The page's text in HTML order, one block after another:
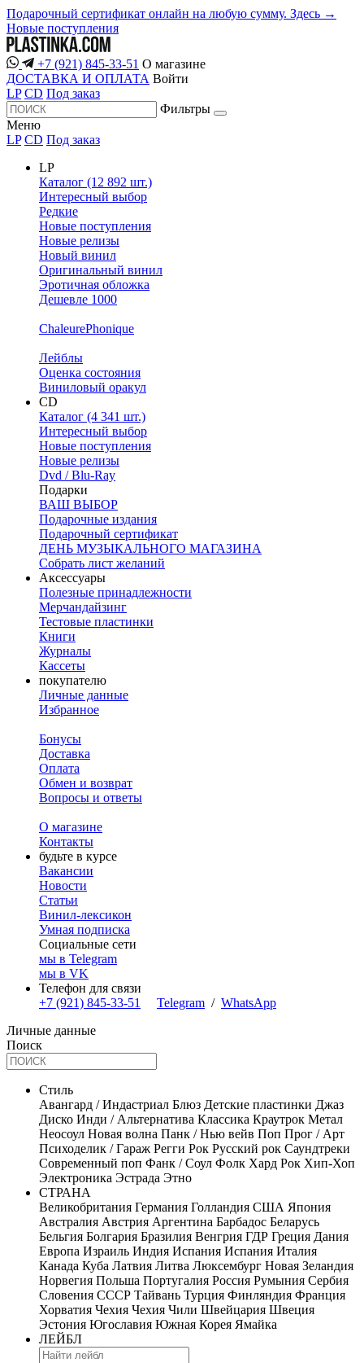
Подарочный сертификат онлайн на любую сумму. Здесь →
Новые поступления
+7 (921) 845-33-51 О магазине
ДОСТАВКА И ОПЛАТА Войти
LP CD Под заказ
Фильтры
Меню
LP CD Под заказ
LP
Каталог (12 892 шт.)
Интересный выбор
Редкие
Новые поступления
Новые релизы
Новый винил
Оригинальный винил
Эротичная обложка
Дешевле 1000
ChaleurePhonique
Лейблы
Оценка состояния
Виниловый оракул
CD
Каталог (4 341 шт.)
Интересный выбор
Новые поступления
Новые релизы
Dvd / Blu-Ray
Подарки
ВАШ ВЫБОР
Подарочные издания
Подарочный сертификат
ДЕНЬ МУЗЫКАЛЬНОГО МАГАЗИНА
Собрать лист желаний
Аксессуары
Полезные принадлежности
Мерчандайзинг
Тестовые пластинки
Книги
Журналы
Кассеты
покупателю
Личные данные
Избранное
Бонусы
Доставка
Оплата
Обмен и возврат
Вопросы и ответы
О магазине
Контакты
будьте в курсе
Вакансии
Новости
Статьи
Винил-лексикон
Умная подписка
Социальные сети
мы в Telegram
мы в VK
Телефон для связи
+7 (921) 845-33-51
Telegram / WhatsApp
Личные данные
Поиск
Стиль
Авангард / Индастриал Блюз Детские пластинки Джаз
Диско Инди / Альтернатива Классика Краутрок Метал
Неосоул Новая волна Панк / Нью вейв Поп Прог / Арт
Психоделик / Гараж Регги Рок Русский рок Саундтреки
Современный поп Фанк / Соул Фолк Хард Рок Хип-Хоп
Электроника Эстрада Этно
СТРАНА
Великобритания Германия Голландия США Япония
Австралия Австрия Аргентина Барбадос Беларусь
Бельгия Болгария Бразилия Венгрия ГДР Греция Дания
Европа Израиль Индия Испания Испания Италия
Канада Куба Латвия Литва Люксембург Новая Зеландия
Норвегия Польша Португалия Россия Румыния Сербия
Словения СССР Тайвань Турция Финляндия Франция
Хорватия Чехия Чехия Чили Швейцария Швеция
Эстония Югославия Южная Корея Ямайка
ЛЕЙБЛ